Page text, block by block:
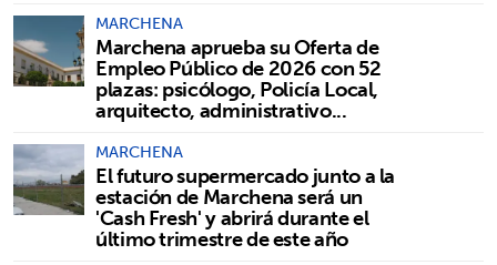
MARCHENA
Marchena aprueba su Oferta de
Empleo Público de 2026 con 52
plazas: psicólogo, Policía Local,
arquitecto, administrativo...
MARCHENA
El futuro supermercado junto a la
estación de Marchena será un
'Cash Fresh' y abrirá durante el
último trimestre de este año